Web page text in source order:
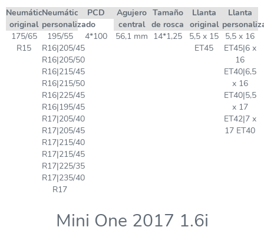
Neumático
original
Neumático
personalizado
PCD
Agujero
central
Tamaño
de rosca
Llanta
original
Llanta
175/65
R15
195/55
R16|205/45
R16|205/50
R16|215/45
R16|215/50
R16|225/45
R16|195/45
R17|205/40
R17|205/45
R17|215/40
R17|215/45
R17|225/35
R17|235/40
R17
4*100 56,1 mm 14*1,25
5,5 x 15
ET45
5,5 x 16
ET45|6 x
16
ET40|6,5
x 16
ET40|5,5
x 17
ET42|7 x
17 ET40
Mini One 2017 1.6i